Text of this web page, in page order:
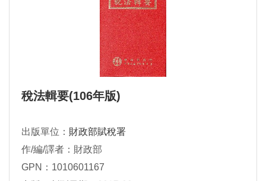
稅法輯要(106年版)
出版單位： 財政部賦稅署
作/編/譯者：財政部
GPN：1010601167